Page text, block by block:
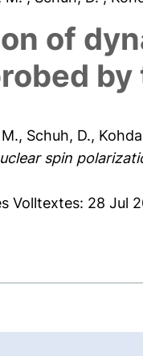
of
, Schuh, D.,
spin
Volltextes: 28 Jul